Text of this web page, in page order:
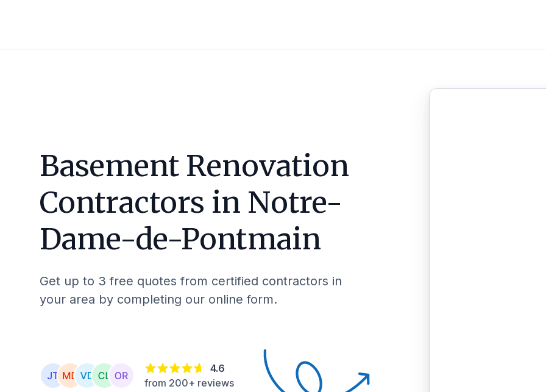
Basement Renovation
Contractors in Notre-
Dame-de-Pontmain
Get up to 3 free quotes from certified contractors in
your area by completing our online form.
4.6
from 200+ reviews